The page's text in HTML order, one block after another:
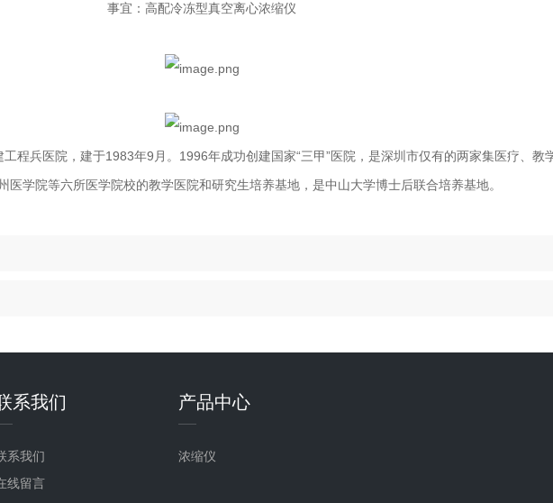
事宜：高配冷冻型真空离心浓缩仪
工程兵医院，建于1983年9月。1996年成功创建国家“三甲”医院，是深圳市仅有的两家集医疗、教
医学院等六所医学院校的教学医院和研究生培养基地 ，是中山大学博士后联合培养基地。
系我们
系我们
线留言
产品中心
浓缩仪